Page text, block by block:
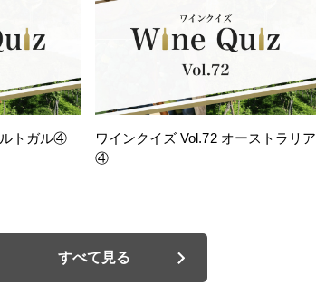
ルトガル④
ワインクイズ Vol.72 オーストラリア
④
すべて見る